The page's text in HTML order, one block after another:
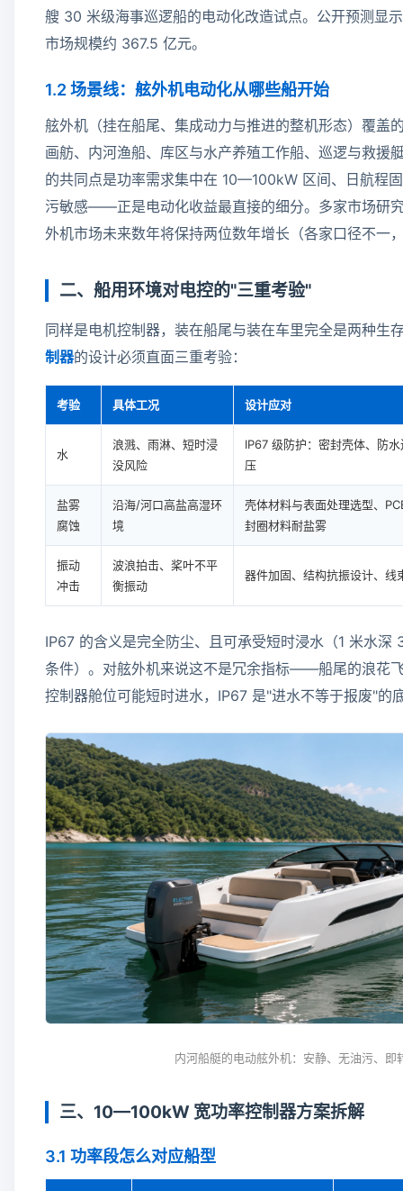
艘 30 米级海事巡逻船的电动化改造试点。公开预测显
市场规模约 367.5 亿元。
1.2 场景线：舷外机电动化从哪些船开始
舷外机（挂在船尾、集成动力与推进的整机形态）覆盖
画舫、内河渔船、库区与水产养殖工作船、巡逻与救援
的共同点是功率需求集中在 10—100kW 区间、日航程
污敏感——正是电动化收益最直接的细分。多家市场研
外机市场未来数年将保持两位数年增长（各家口径不一
二、船用环境对电控的"三重考验"
同样是电机控制器，装在船尾与装在车里完全是两种生
制器的设计必须直面三重考验：
考验 具体工况 设计应对
水
浪溅、雨淋、短时浸
没风险
IP67 级防护：密封壳体、防
压
盐雾
腐蚀
沿海/河口高盐高湿环
境
壳体材料与表面处理选型、
封圈材料耐盐雾
振动
冲击
波浪拍击、桨叶不平
衡振动
器件加固、结构抗振设计、线
IP67 的含义是完全防尘、且可承受短时浸水（1 米水深
条件）。对舷外机来说这不是冗余指标——船尾的浪花
控制器舱位可能短时进水，IP67 是"进水不等于报废"的
内河船艇的电动舷外机：安静、无油污、即
三、10—100kW 宽功率控制器方案拆解
3.1 功率段怎么对应船型